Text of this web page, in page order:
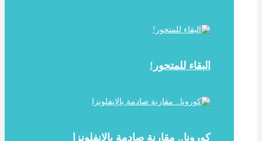
البقاء للمتحور!
كورونا.. مقارنة صادمة بالإنفلونزا